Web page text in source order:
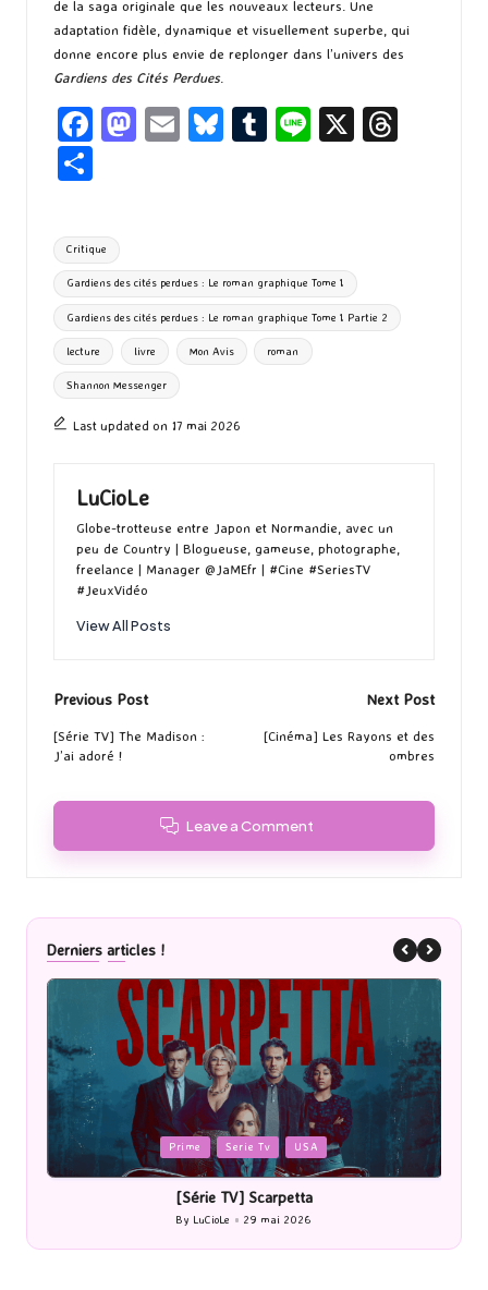
de la saga originale que les nouveaux lecteurs. Une
adaptation fidèle, dynamique et visuellement superbe, qui
donne encore plus envie de replonger dans l’univers des
Gardiens des Cités Perdues.
Fa
o
o
k
M
o
n
E
Bl T
r
Li X
ta
g
er
Tags:
Critique
Gardiens des cités perdues : Le roman graphique Tome 1
Gardiens des cités perdues : Le roman graphique Tome 1 Partie 2
lecture livre Mon Avis roman
Shannon Messenger
Last updated on 17 mai 2026
LuCioLe
Globe-trotteuse entre Japon et Normandie, avec un
peu de Country | Blogueuse, gameuse, photographe,
freelance | Manager @JaMEfr | #Cine #SeriesTV
#JeuxVidéo
View All Posts
Post
navigation
Previous Post
[Série TV] The Madison :
J’ai adoré !
Next Post
[Cinéma] Les Rayons et des
ombres
Leave a Comment
Derniers articles !
Posted
in
Prime Serie Tv USA
[Série TV] Scarpetta
Posted
by
By LuCioLe 29 mai 2026